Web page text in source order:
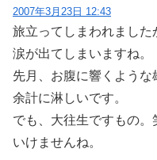
2007年3月23日 12:43
旅立ってしまわれました
涙が出てしまいますね。
先月、お腹に響くよう
余計に淋しいです。
でも、大往生ですもの
いけませんね。